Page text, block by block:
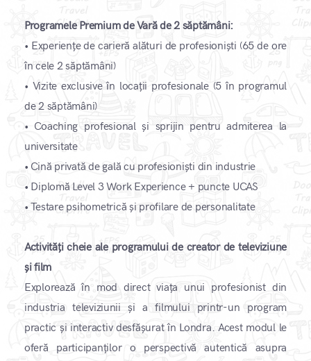
Programele Premium de Vară de 2 săptămâni:
• Experiențe de carieră alături de profesioniști (65 de ore
în cele 2 săptămâni)
• Vizite exclusive în locații profesionale (5 în programul
de 2 săptămâni)
• Coaching profesional și sprijin pentru admiterea la
universitate
• Cină privată de gală cu profesioniști din industrie
• Diplomă Level 3 Work Experience + puncte UCAS
•Testare psihometrică și profilare de personalitate
Activități cheie ale programului de creator de televiziune
și film
Explorează în mod direct viața unui profesionist din
industria televiziunii și a filmului printr-un program
practic și interactiv desfășurat în Londra. Acest modul le
oferă participanților o perspectivă autentică asupra